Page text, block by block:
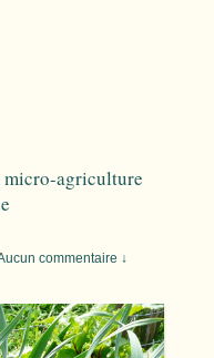
micro-agriculture
commentaire ↓